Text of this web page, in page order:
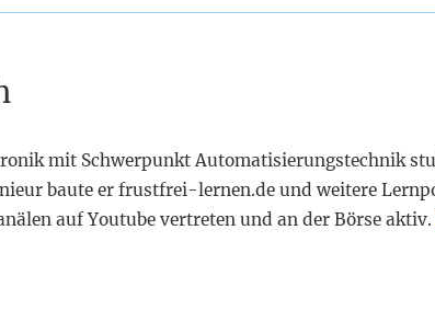
mit Schwerpunkt Automatisierungstechnik
baute er frustfrei-lernen.de und weitere
auf Youtube vertreten und an der Börse aktiv.